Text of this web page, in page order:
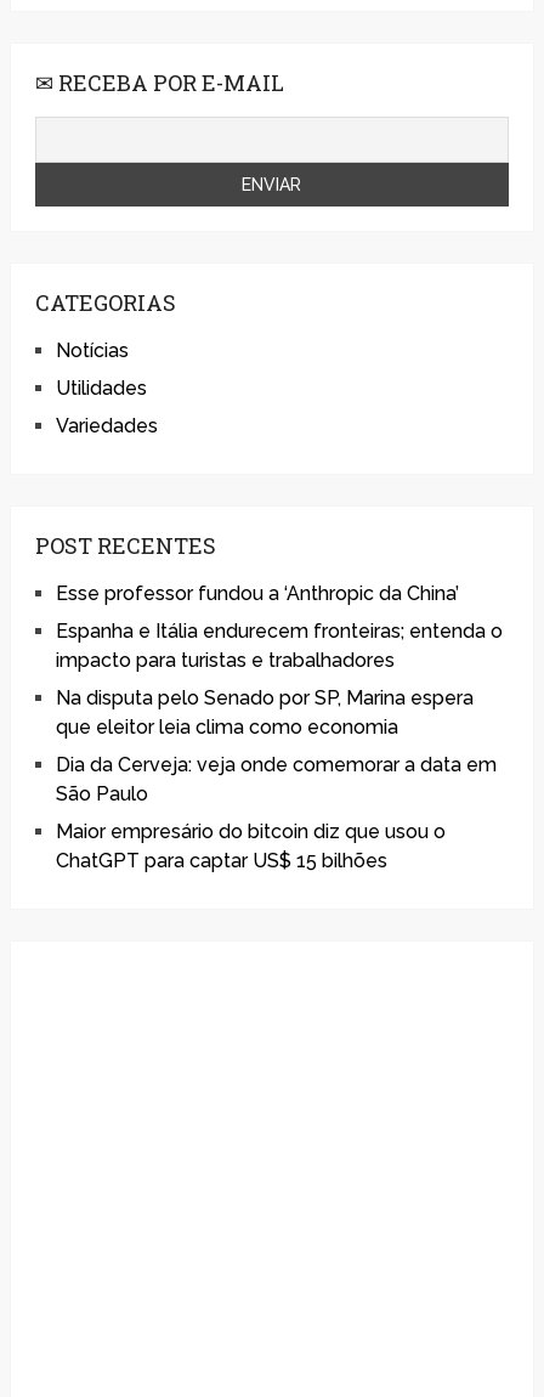
✉ RECEBA POR E-MAIL
CATEGORIAS
Notícias
Utilidades
Variedades
POST RECENTES
Esse professor fundou a ‘Anthropic da China’
Espanha e Itália endurecem fronteiras; entenda o
impacto para turistas e trabalhadores
Na disputa pelo Senado por SP, Marina espera
que eleitor leia clima como economia
Dia da Cerveja: veja onde comemorar a data em
São Paulo
Maior empresário do bitcoin diz que usou o
ChatGPT para captar US$ 15 bilhões